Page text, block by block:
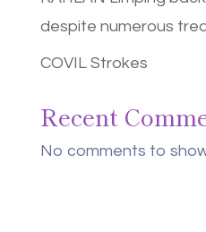
despite numerous
COVIL Strokes
Recent
No comments to